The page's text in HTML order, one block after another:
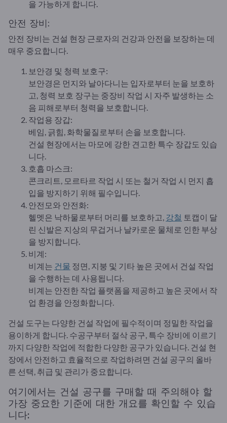
을 가능하게 합니다.
안전 장비:
안전 장비는 건설 현장 근로자의 건강과 안전을 보장하는 데
매우 중요합니다.
보안경 및 청력 보호구:
보안경은 먼지와 날아다니는 입자로부터 눈을 보호하
고, 청력 보호 장구는 중장비 작업 시 자주 발생하는 소
음 피해로부터 청력을 보호합니다.
작업용 장갑:
베임, 긁힘, 화학물질로부터 손을 보호합니다.
건설 현장에서는 마모에 강한 견고한 특수 장갑도 있습
니다.
호흡 마스크:
콘크리트, 모르타르 작업 시 또는 철거 작업 시 먼지 흡
입을 방지하기 위해 필수입니다.
안전모와 안전화:
헬멧은 낙하물로부터 머리를 보호하고, 강철 토캡이 달
린 신발은 지상의 무겁거나 날카로운 물체로 인한 부상
을 방지합니다.
비계:
비계는 건물 정면, 지붕 및 기타 높은 곳에서 건설 작업
을 수행하는 데 사용됩니다.
비계는 안전한 작업 플랫폼을 제공하고 높은 곳에서 작
업 환경을 안정화합니다.
건설 도구는 다양한 건설 작업에 필수적이며 정밀한 작업을
용이하게 합니다. 수공구부터 절삭 공구, 특수 장비에 이르기
까지 다양한 작업에 적합한 다양한 공구가 있습니다. 건설 현
장에서 안전하고 효율적으로 작업하려면 건설 공구의 올바
른 선택, 취급 및 관리가 중요합니다.
여기에서는 건설 공구를 구매할 때 주의해야 할
가장 중요한 기준에 대한 개요를 확인할 수 있습
니다: